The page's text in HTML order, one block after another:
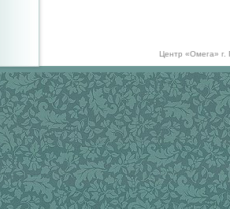
Центр «Омега» г.